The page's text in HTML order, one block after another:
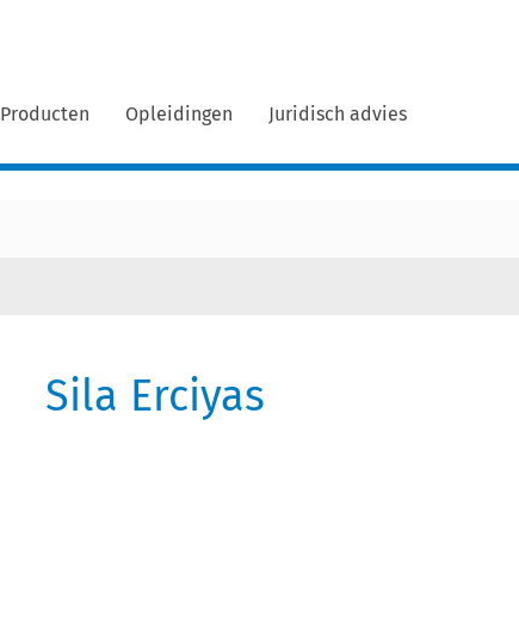
Producten Opleidingen Juridisch advies
Sila Erciyas